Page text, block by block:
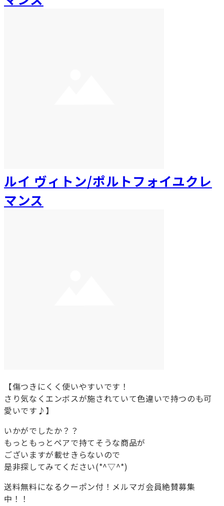
ルイ ヴィトン/ポルトフォイユクレ
マンス
【傷つきにくく使いやすいです！
さり気なくエンボスが施されていて色違いで持つのも可
愛いです♪】
いかがでしたか？？
もっともっとペアで持てそうな商品が
ございますが載せきらないので
是非探してみてください(*^▽^*)
送料無料になるクーポン付！メルマガ会員絶賛募集
中！！